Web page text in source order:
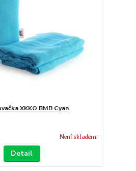
XKKO BMB Cyan
Není skladem
Detail